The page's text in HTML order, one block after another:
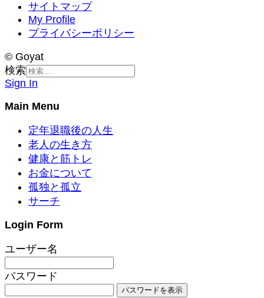
サイトマップ
My Profile
プライバシーポリシー
© Goyat
検索
Sign In
Main Menu
定年退職後の人生
老人の生き方
健康と筋トレ
お金について
孤独と孤立
サーチ
Login Form
ユーザー名
パスワード
パスワードを表示